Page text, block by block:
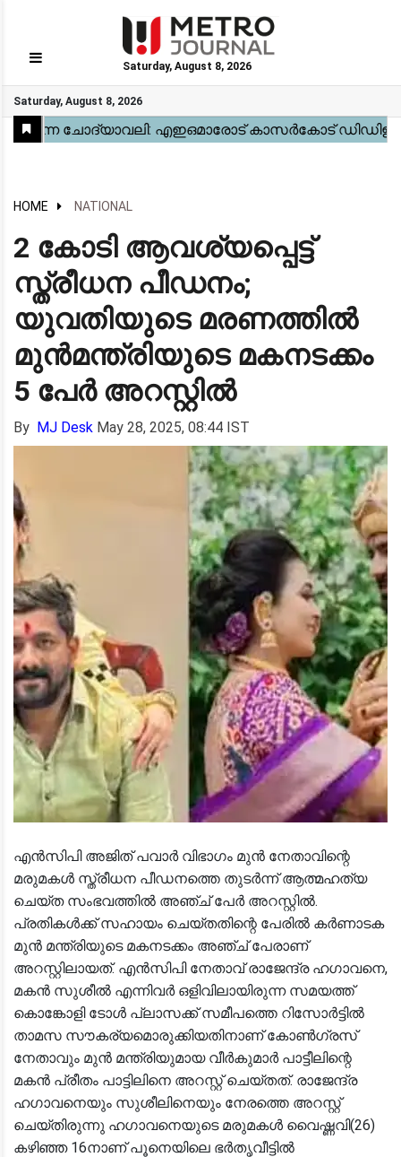
Saturday, August 8, 2026
Saturday, August 8, 2026
GO
Home
Kerala
National
Gulf
World
Sports
Movies
Health
Automobile
Travel
Education
Novel
Business
Technology
Webstory
HOME NATIONAL
2 കോടി ആവശ്യപ്പെട്ട്
സ്ത്രീധന പീഡനം;
യുവതിയുടെ മരണത്തിൽ
മുൻമന്ത്രിയുടെ മകനടക്കം
5 പേർ അറസ്റ്റിൽ
By MJ Desk May 28, 2025, 08:44 IST
എൻസിപി അജിത് പവാർ വിഭാഗം മുൻ നേതാവിന്റെ
മരുമകൾ സ്ത്രീധന പീഡനത്തെ തുടർന്ന് ആത്മഹത്യ
ചെയ്ത സംഭവത്തിൽ അഞ്ച് പേർ അറസ്റ്റിൽ.
പ്രതികൾക്ക് സഹായം ചെയ്തതിന്റെ പേരിൽ കർണാടക
മുൻ മന്ത്രിയുടെ മകനടക്കം അഞ്ച് പേരാണ്
അറസ്റ്റിലായത്. എൻസിപി നേതാവ് രാജേന്ദ്ര ഹഗാവനെ,
മകൻ സുശീൽ എന്നിവർ ഒളിവിലായിരുന്ന സമയത്ത്
കൊങ്കോളി ടോൾ പ്ലാസക്ക് സമീപത്തെ റിസോർട്ടിൽ
താമസ സൗകര്യമൊരുക്കിയതിനാണ് കോൺഗ്രസ്
നേതാവും മുൻ മന്ത്രിയുമായ വീർകുമാർ പാട്ടീലിന്റെ
മകൻ പ്രീതം പാട്ടിലിനെ അറസ്റ്റ് ചെയ്തത്. രാജേന്ദ്ര
ഹഗാവനെയും സുശീലിനെയും നേരത്തെ അറസ്റ്റ്
ചെയ്തിരുന്നു ഹഗാവനെയുടെ മരുമകൾ വൈഷ്ണവി(26)
കഴിഞ്ഞ 16നാണ് പൂനെയിലെ ഭർതൃവീട്ടിൽ